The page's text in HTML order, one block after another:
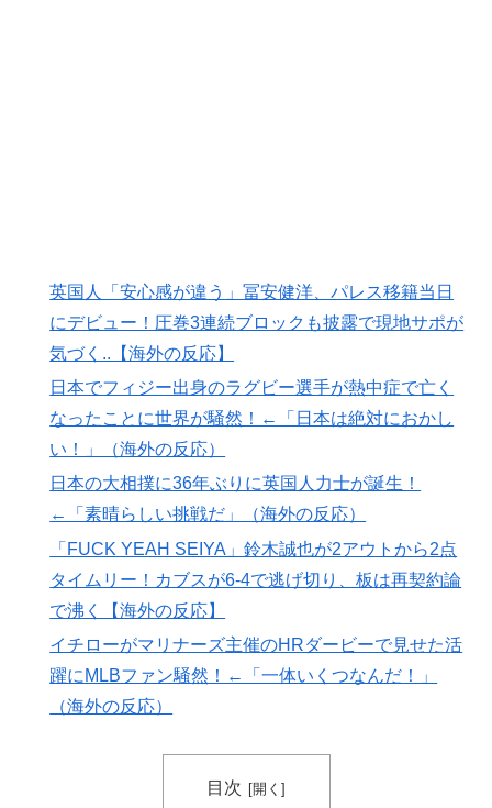
▶ 【海外の反応】“新タナスコ”のディアスが地雷すぎる件
▶
海外「日本人はなんて気高いんだ！」 英高級紙も驚愕
▶
韓国人「日本の柴犬くん散歩中の暑さに耐えられなかっ
▶
韓国人「“韓国サッカー”性接待の試合結果をご覧くださ
当のベッドサッカーだ」
外国人「俺達が見かけたヤバすぎる髪型を集めてみたｗ
ｗｗｗ」
に偉人っている？」
ワイの作った卵豆腐にいくら出せる？
を何度も吹き消した7歳、その日だけ皿が回ってこなか
英国人「安心感が違う」冨安健洋、パレス移籍当日
にデビュー！圧巻3連続ブロックも披露で現地サポが
気づく..【海外の反応】
日本でフィジー出身のラグビー選手が熱中症で亡く
なったことに世界が騒然！←「日本は絶対におかし
い！」（海外の反応）
日本の大相撲に36年ぶりに英国人力士が誕生！
←「素晴らしい挑戦だ」（海外の反応）
「FUCK YEAH SEIYA」鈴木誠也が2アウトから2点
タイムリー！カブスが6-4で逃げ切り、板は再契約論
で沸く【海外の反応】
イチローがマリナーズ主催のHRダービーで見せた活
躍にMLBファン騒然！←「一体いくつなんだ！」
（海外の反応）
目次